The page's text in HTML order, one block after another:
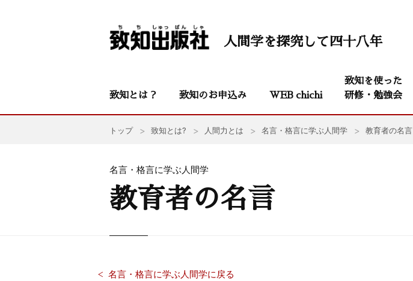
人間学を探究して四十八年
致知とは？ 致知のお申込み WEB chichi
致知を使った
研修・勉強会
トップ 致知とは? 人間力とは 名言・格言に学ぶ人間学 教育者の名言
名言・格言に学ぶ人間学
教育者の名言
名言・格言に学ぶ人間学に戻る